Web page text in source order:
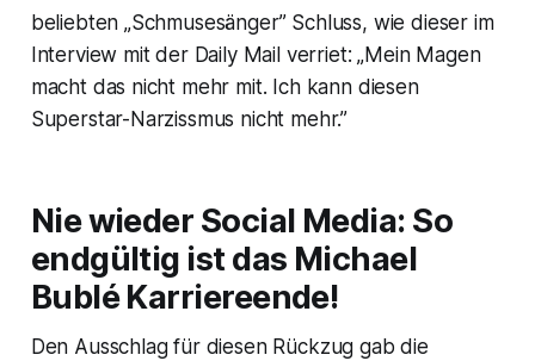
beliebten „Schmusesänger” Schluss, wie dieser im
Interview mit der Daily Mail verriet: „Mein Magen
macht das nicht mehr mit. Ich kann diesen
Superstar-Narzissmus nicht mehr.”
Nie wieder Social Media: So
endgültig ist das Michael
Bublé Karriereende!
Den Ausschlag für diesen Rückzug gab die